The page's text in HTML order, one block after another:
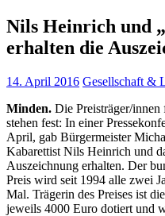
Nils Heinrich und
erhalten die
14. April 2016 Gesellschaft &
Minden. Die Preisträger/
stehen fest: In einer
April, gab Bürgermeister
Kabarettist Nils Heinrich und
Auszeichnung erhalten. Der
Preis wird seit 1994 alle zwei
Mal. Trägerin des Preises ist
jeweils 4000 Euro dotiert und